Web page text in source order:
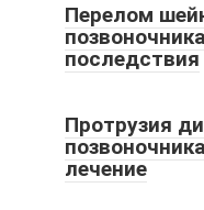
Перелом
последствия
Протрузия
лечение